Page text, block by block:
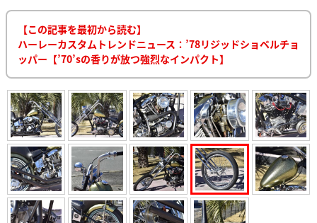
【この記事を最初から読む】
ハーレーカスタムトレンドニュース：’78リジッドショベルチョ
ッパー【’70’sの香りが放つ強烈なインパクト】